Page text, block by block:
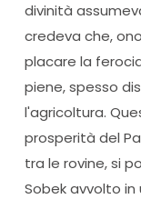
divinità
credeva che,
placare la
piene, spesso
l'agricoltura.
prosperità del
tra le rovine, si
Sobek avvolto